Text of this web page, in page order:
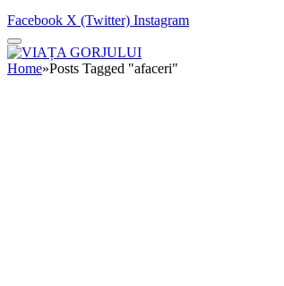
Facebook X (Twitter) Instagram
Home»Posts Tagged "afaceri"